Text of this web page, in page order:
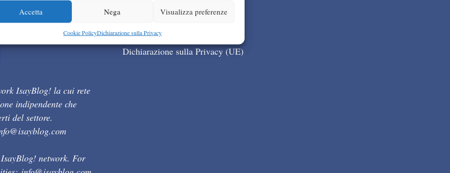
Accetta Nega Visualizza preferenze
Cookie PolicyDichiarazione sulla Privacy
IsayBlog! la cui rete
indipendente che
del settore.
network. For
Cookie Policy (UE)
Dichiarazione sulla Privacy (UE)